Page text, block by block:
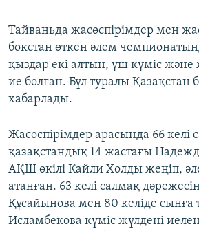
Тайваньда жасөспірімдер мен
бокстан өткен әлем
қыздар екі алтын, үш күміс және
ие болған. Бұл туралы Қазақстан
хабарлады.
Жасөспірімдер арасында 66 келі
қазақстандық 14 жастағы
АҚШ өкілі Кайли Холды жеңіп,
атанған. 63 келі салмақ
Құсайынова мен 80 келіде сынға
Исламбекова күміс жүлдені